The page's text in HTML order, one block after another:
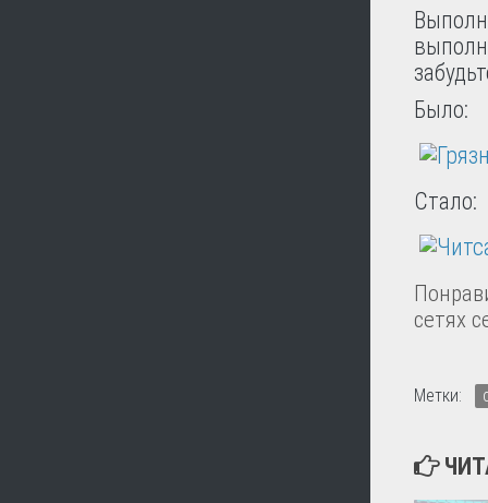
Было:
Стало:
сетях
Метки: